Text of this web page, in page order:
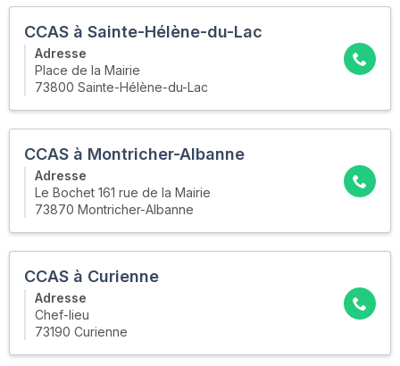
CCAS à Sainte-Hélène-du-Lac
Adresse
Place de la Mairie
73800 Sainte-Hélène-du-Lac
CCAS à Montricher-Albanne
Adresse
Le Bochet 161 rue de la Mairie
73870 Montricher-Albanne
CCAS à Curienne
Adresse
Chef-lieu
73190 Curienne